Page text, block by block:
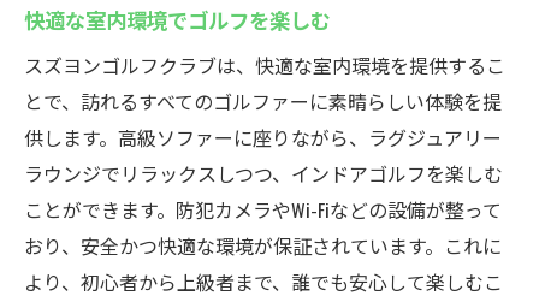
快適な室内環境でゴルフを楽しむ
スズヨンゴルフクラブは、快適な室内環境を提供するこ
とで、訪れるすべてのゴルファーに素晴らしい体験を提
供します。高級ソファーに座りながら、ラグジュアリー
ラウンジでリラックスしつつ、インドアゴルフを楽しむ
ことができます。防犯カメラやWi-Fiなどの設備が整って
おり、安全かつ快適な環境が保証されています。これに
より、初心者から上級者まで、誰でも安心して楽しむこ